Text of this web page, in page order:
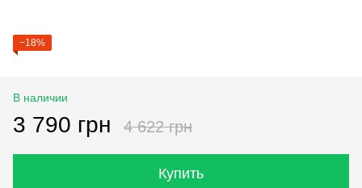
−18%
В наличии
3 790 грн 4 622 грн
Купить